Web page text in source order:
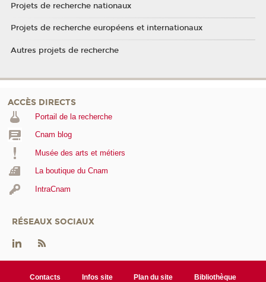
Projets de recherche nationaux
Projets de recherche européens et internationaux
Autres projets de recherche
ACCÈS DIRECTS
Portail de la recherche
Cnam blog
Musée des arts et métiers
La boutique du Cnam
IntraCnam
RÉSEAUX SOCIAUX
Contacts Infos site Plan du site Bibliothèque